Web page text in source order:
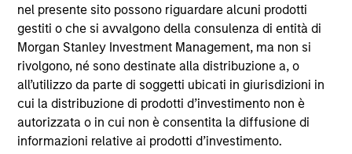
nel presente sito possono riguardare alcuni prodotti
gestiti o che si avvalgono della consulenza di entità di
Morgan Stanley Investment Management, ma non si
rivolgono, né sono destinate alla distribuzione a, o
all’utilizzo da parte di soggetti ubicati in giurisdizioni in
cui la distribuzione di prodotti d’investimento non è
autorizzata o in cui non è consentita la diffusione di
informazioni relative ai prodotti d’investimento.
Prima dell’adesione ai comparti, le richieste di
partecipazione non devono essere presentate senza aver
consultato l’ultima versione del Prospetto Informativo, del
documento contenente informazioni chiave (“KID”) o del
documento contenente informazioni chiave per gli
investitori (“KIID”), della relazione annuale e della
relazione semestrale (“Documenti di offerta”) o altri
documenti disponibili sul sito
https://www.morganstanley.com/im/msinvf/index.html
a titolo gratuito presso la Sede legale all’indirizzo